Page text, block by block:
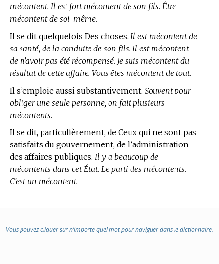
mécontent. Il est fort mécontent de son fils. Être
mécontent de soi-même.
Il se dit quelquefois Des choses. Il est mécontent de
sa santé, de la conduite de son fils. Il est mécontent
de n’avoir pas été récompensé. Je suis mécontent du
résultat de cette affaire. Vous êtes mécontent de tout.
Il s’emploie aussi substantivement. Souvent pour
obliger une seule personne, on fait plusieurs
mécontents.
Il se dit, particulièrement, de Ceux qui ne sont pas
satisfaits du gouvernement, de l’administration
des affaires publiques. Il y a beaucoup de
mécontents dans cet État. Le parti des mécontents.
C’est un mécontent.
Vous pouvez cliquer sur n’importe quel mot pour naviguer dans le dictionnaire.